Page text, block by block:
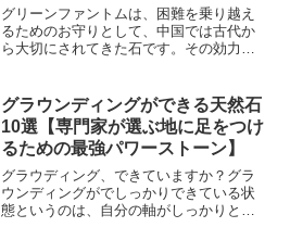
グリーンファントムは、困難を乗り越え
るためのお守りとして、中国では古代か
ら大切にされてきた石です。その効力
り、人生における困難に打ち勝つ力を与
えてくれます。水晶のエネル...
グラウンディングができる天然石
10選【専門家が選ぶ地に足をつけ
るための最強パワーストーン】
グラウディング、できていますか？グラ
ウンディングがでしっかりできている状
態というのは、自分の軸がしっかりとし